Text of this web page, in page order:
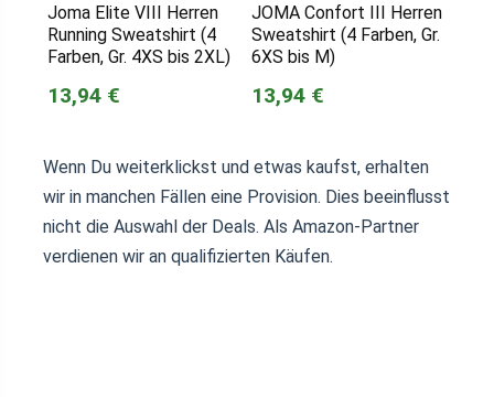
Joma Elite VIII Herren
Running Sweatshirt (4
Farben, Gr. 4XS bis 2XL)
13,94 €
JOMA Confort III Herren
Sweatshirt (4 Farben, Gr.
6XS bis M)
13,94 €
Wenn Du weiterklickst und etwas kaufst, erhalten
wir in manchen Fällen eine Provision. Dies beeinflusst
nicht die Auswahl der Deals. Als Amazon-Partner
verdienen wir an qualifizierten Käufen.